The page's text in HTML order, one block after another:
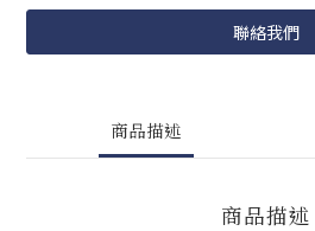
聯絡我們
商品描述
商品描述